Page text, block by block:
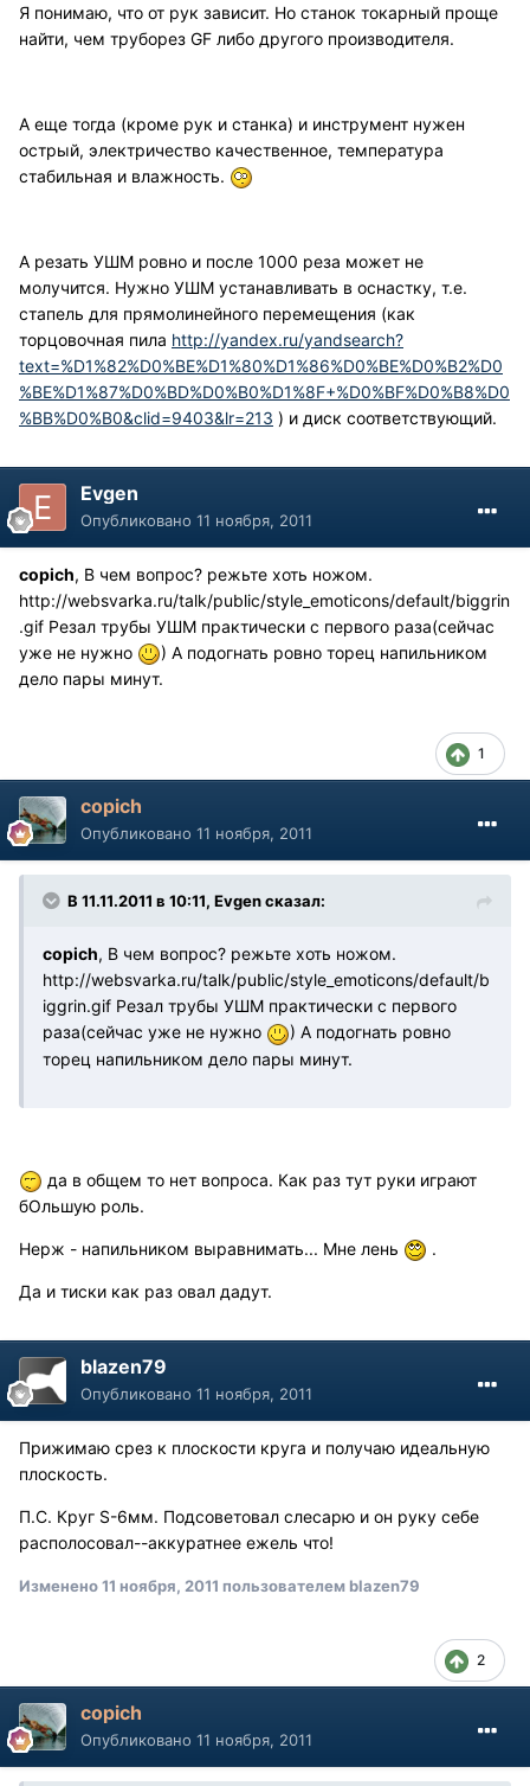
Я понимаю, что от рук зависит. Но станок токарный проще
найти, чем труборез GF либо другого производителя.
А еще тогда (кроме рук и станка) и инструмент нужен
острый, электричество качественное, температура
стабильная и влажность.
А резать УШМ ровно и после 1000 реза может не
молучится. Нужно УШМ устанавливать в оснастку, т.е.
стапель для прямолинейного перемещения (как
торцовочная пила http://yandex.ru/yandsearch?
text=%D1%82%D0%BE%D1%80%D1%86%D0%BE%D0%B2%D0
%BE%D1%87%D0%BD%D0%B0%D1%8F+%D0%BF%D0%B8%D0
%BB%D0%B0&clid=9403&lr=213 ) и диск соответствующий.
Evgen
Опубликовано 11 ноября, 2011
copich, В чем вопрос? режьте хоть ножом.
http://websvarka.ru/talk/public/style_emoticons/default/biggrin
.gif Резал трубы УШМ практически с первого раза(сейчас
уже не нужно
) А подогнать ровно торец напильником
дело пары минут.
1
copich
Опубликовано 11 ноября, 2011
В 11.11.2011 в 10:11, Evgen сказал:
copich, В чем вопрос? режьте хоть ножом.
http://websvarka.ru/talk/public/style_emoticons/default/b
iggrin.gif Резал трубы УШМ практически с первого
раза(сейчас уже не нужно
) А подогнать ровно
торец напильником дело пары минут.
да в общем то нет вопроса. Как раз тут руки играют
бОльшую роль.
Нерж - напильником выравнимать... Мне лень .
Да и тиски как раз овал дадут.
blazen79
Опубликовано 11 ноября, 2011
Прижимаю срез к плоскости круга и получаю идеальную
плоскость.
П.С. Круг S-6мм. Подсоветовал слесарю и он руку себе
располосовал--аккуратнее ежель что!
Изменено11 ноября, 2011 пользователем blazen79
2
copich
Опубликовано 11 ноября, 2011